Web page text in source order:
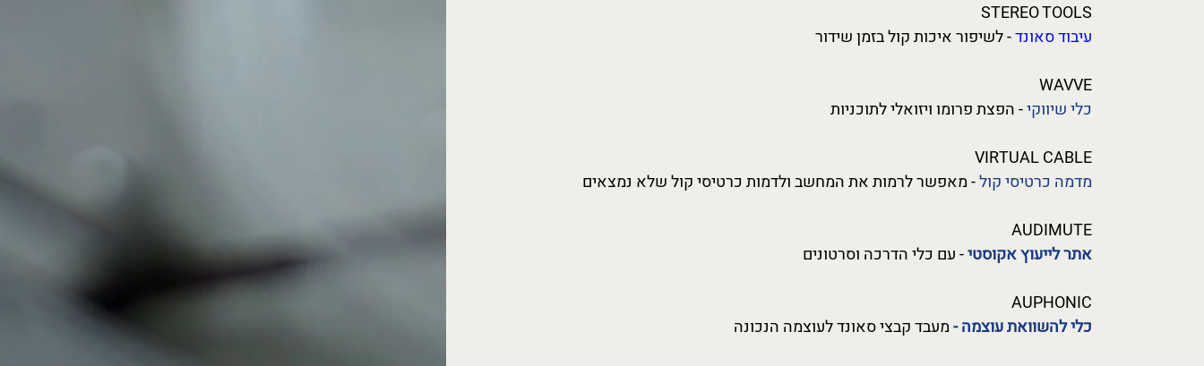
STEREO TOOLS
עיבוד סאונד- לשיפור איכות קול בזמן שידור
WAVVE
כלי שיווקי- הפצת פרומו ויזואלי לתוכניות
VIRTUAL CABLE
מדמה כרטיסי קול- מאפשר לרמות את המחשב ולדמות כרטיסי קול שלא נמצאים
AUDIMUTE
אתר לייעוץ אקוסטי- עם כלי הדרכה וסרטונים
AUPHONIC
כלי להשוואת עוצמה-מעבד קבצי סאונד לעוצמה הנכונה